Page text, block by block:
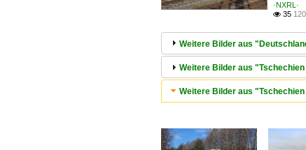
·NXRL·
 35
Weitere Bilder aus
Weitere Bilder aus
Weitere Bilder aus